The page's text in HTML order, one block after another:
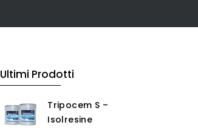
Ultimi Prodotti
Tripocem S –
Isolresine